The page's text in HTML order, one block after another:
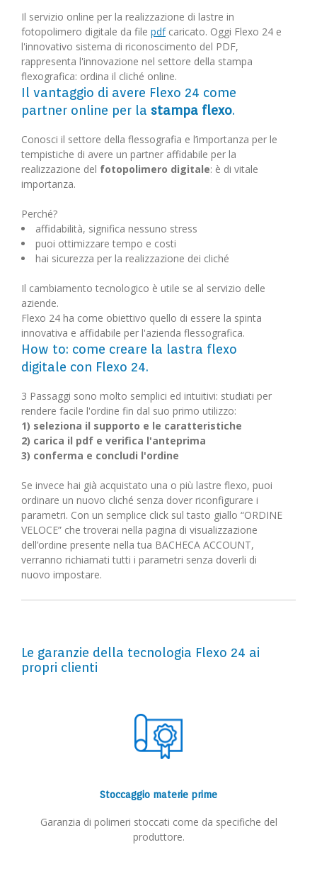
Il servizio online per la realizzazione di lastre in
fotopolimero digitale da file pdfcaricato. Oggi Flexo 24 e
l'innovativo sistema di riconoscimento del PDF,
rappresenta l'innovazione nel settore della stampa
flexografica: ordina il cliché online.
Il vantaggio di avere Flexo 24 come
partner online per la stampa flexo.
Conosci il settore della flessografia e l’importanza per le
tempistiche di avere un partner affidabile per la
realizzazione del fotopolimero digitale: è di vitale
importanza.
Perché?
affidabilità, significa nessuno stress
puoi ottimizzare tempo e costi
hai sicurezza per la realizzazione dei cliché
Il cambiamento tecnologico è utile se al servizio delle
aziende.
Flexo 24 ha come obiettivo quello di essere la spinta
innovativa e affidabile per l'azienda flessografica.
How to: come creare la lastra flexo
digitale con Flexo 24.
3 Passaggi sono molto semplici ed intuitivi: studiati per
rendere facile l'ordine fin dal suo primo utilizzo:
1) seleziona il supporto e le caratteristiche
2) carica il pdf e verifica l'anteprima
3) conferma e concludi l'ordine
Se invece hai già acquistato una o più lastre flexo, puoi
ordinare un nuovo cliché senza dover riconfigurare i
parametri. Con un semplice click sul tasto giallo “ORDINE
VELOCE” che troverai nella pagina di visualizzazione
dell’ordine presente nella tua BACHECA ACCOUNT,
verranno richiamati tutti i parametri senza doverli di
nuovo impostare.
Le garanzie della tecnologia Flexo 24 ai
propri clienti
Stoccaggio materie prime
Garanzia di polimeri stoccati come da specifiche del
produttore.